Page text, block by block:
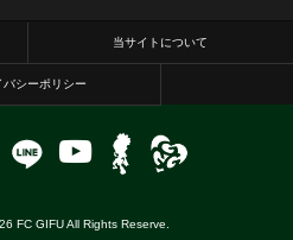
当サイトについて
バシーポリシー
FC GIFU All Rights Reserve.